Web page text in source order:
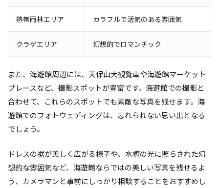
熱帯雨林エリア カラフルで活気のある雰囲気
クラゲエリア 幻想的でロマンチック
また、海遊館周辺には、天保山大観覧車や海遊館マーケット
プレースなど、撮影スポットが豊富です。海遊館での撮影と
合わせて、これらのスポットでも素敵な写真を残せます。海
遊館でのフォトウェディングは、忘れられない思い出となる
でしょう。
ドレスの裾が美しく広がる様子や、水槽の光に照らされた幻
想的な雰囲気など、海遊館ならではの美しい写真を残せるよ
う、カメラマンと事前にしっかり相談することをおすすめし